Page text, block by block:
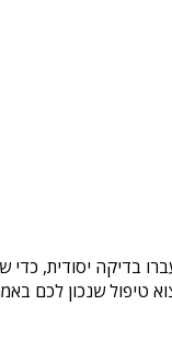
בדיקה יסודית,
שנכון לכם